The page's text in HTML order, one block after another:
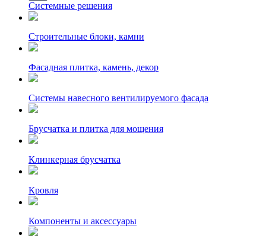
Системные решения
Строительные блоки, камни
Фасадная плитка, камень, декор
Системы навесного вентилируемого фасада
Брусчатка и плитка для мощения
Клинкерная брусчатка
Кровля
Компоненты и аксессуары